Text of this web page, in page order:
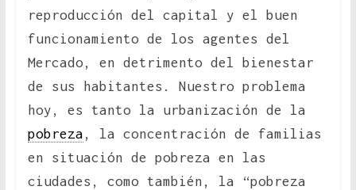
reproducción del capital y el buen
funcionamiento de los agentes del
Mercado, en detrimento del bienestar
de sus habitantes. Nuestro problema
hoy, es tanto la urbanización de la
pobreza , la concentración de familias
en situación de pobreza en las
ciudades, como también, la “pobreza